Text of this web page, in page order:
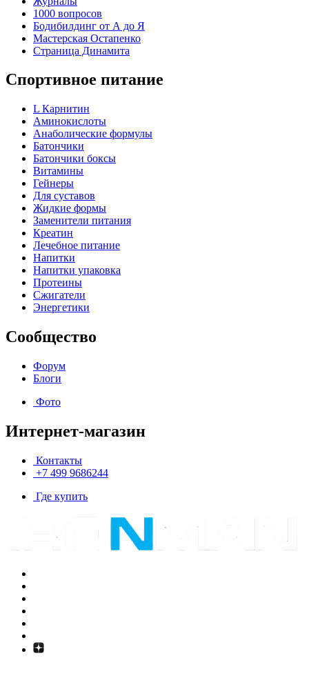
1000 вопросов
Бодибилдинг от А до Я
Мастерская Остапенко
Страница Динамита
Спортивное питание
L Карнитин
Аминокислоты
Анаболические формулы
Батончики
Батончики боксы
Витамины
Гейнеры
Для суставов
Жидкие формы
Заменители питания
Креатин
Лечебное питание
Напитки
Напитки упаковка
Протеины
Сжигатели
Энергетики
Сообщество
Форум
Блоги
Фото
Интернет-магазин
Контакты
+7 499 9686244
Где купить